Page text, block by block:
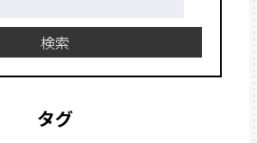
検索
タグ